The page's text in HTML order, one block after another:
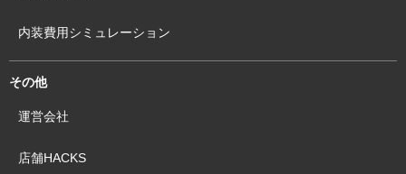
内装費用シミュレーション
その他
運営会社
店舗HACKS